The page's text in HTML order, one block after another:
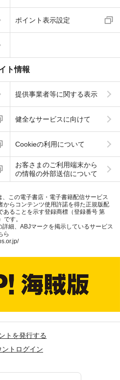
ポイント表示設定
ト情報
提供事業者等に関する表示
健全なサービスに向けて
Cookieの利用について
お客さまのご利用端末から
の情報の外部送信について
、この電子書店・電子書籍配信サービス
からコンテンツ使用許諾を得た正規版配
あることを示す登録商標（登録番号 第
です。
詳細、ABJマークを掲示しているサービス
ら
トを発行する
ントログイン